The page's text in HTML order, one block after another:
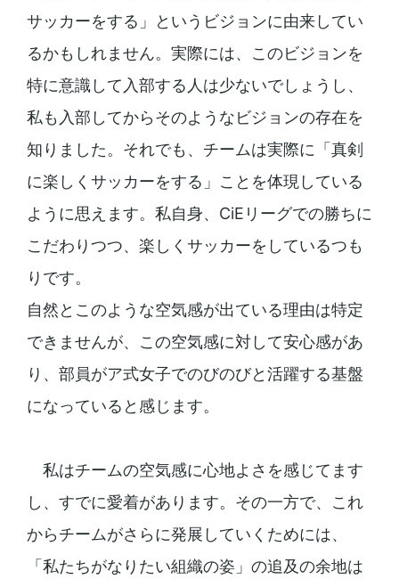
サッカーをする」というビジョンに由来してい
るかもしれません。実際には、このビジョンを
特に意識して入部する人は少ないでしょうし、
私も入部してからそのようなビジョンの存在を
知りました。それでも、チームは実際に「真剣
に楽しくサッカーをする」ことを体現している
ように思えます。私自身、CiEリーグでの勝ちに
こだわりつつ、楽しくサッカーをしているつも
りです。
自然とこのような空気感が出ている理由は特定
できませんが、この空気感に対して安心感があ
り、部員がア式女子でのびのびと活躍する基盤
になっていると感じます。
私はチームの空気感に心地よさを感じてます
し、すでに愛着があります。その一方で、これ
からチームがさらに発展していくためには、
「私たちがなりたい組織の姿」の追及の余地は